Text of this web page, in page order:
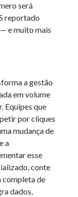
será
reportado
e muito mais
a gestão
em volume
Equipes que
por cliques
mudança de
a
esse
conte
completa de
dados,